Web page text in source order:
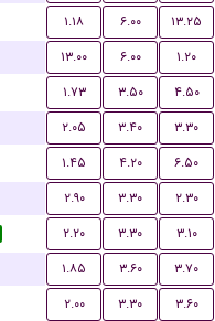
۱.۱۸ ۶.۰۰
۱۳.۲۵
۱۳.۰۰ ۶.۰۰
۱.۲۰
۱.۷۳ ۳.۵۰
۴.۵۰
۲.۰۵ ۳.۴۰
۳.۳۰
۱.۴۵ ۴.۲۰
۶.۵۰
۲.۹۰ ۳.۳۰
۲.۳۰
۲.۲۰ ۳.۳۰
۳.۱۰
۱.۸۵ ۳.۶۰
۳.۷۰
۲.۰۰ ۳.۳۰
۳.۶۰